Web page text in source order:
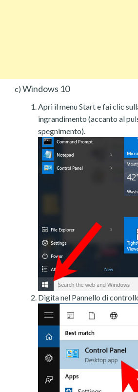
c) Windows 10
Apri il menu Start e fai clic
ingrandimento (accanto al
spegnimento).
Digita nel Pannello di